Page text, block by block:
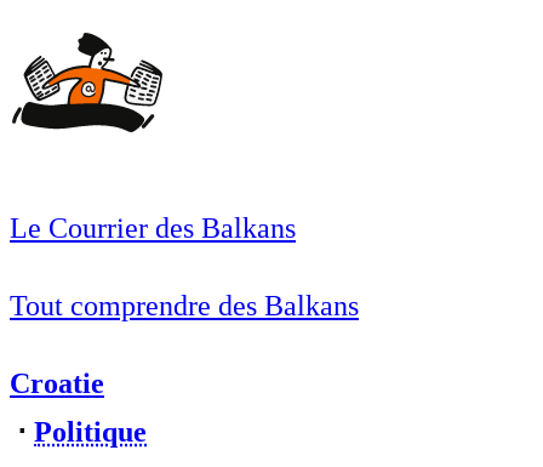
Le Courrier des Balkans
Tout comprendre des Balkans
Croatie
⋅ Politique